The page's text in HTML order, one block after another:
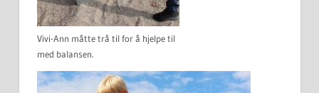
Vivi-Ann måtte trå til for å hjelpe til
med balansen.